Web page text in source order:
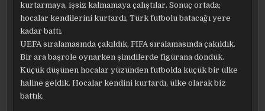
kurtarmaya, işsiz kalmamaya çalıştılar. Sonuç ortada;
hocalar kendilerini kurtardı, Türk futbolu batacağı yere
kadar battı.
UEFA sıralamasında çakıldık, FIFA sıralamasında çakıldık.
Bir ara başrole oynarken şimdilerde figürana döndük.
Küçük düşünen hocalar yüzünden futbolda küçük bir ülke
haline geldik. Hocalar kendini kurtardı, ülke olarak biz
battık.